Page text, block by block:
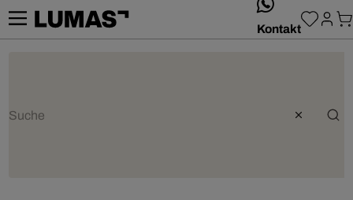
Kontakt